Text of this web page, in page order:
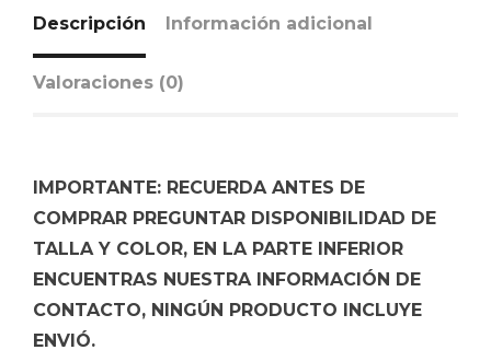
Descripción Información adicional
Valoraciones (0)
IMPORTANTE: RECUERDA ANTES DE
COMPRAR PREGUNTAR DISPONIBILIDAD DE
TALLA Y COLOR, EN LA PARTE INFERIOR
ENCUENTRAS NUESTRA INFORMACIÓN DE
CONTACTO, NINGÚN PRODUCTO INCLUYE
ENVIÓ.